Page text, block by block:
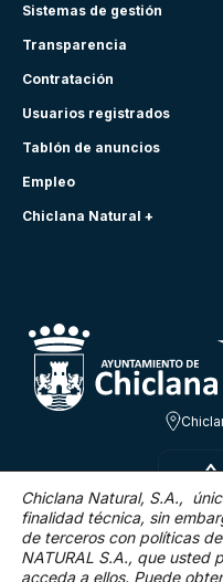
Sistemas de gestión
Transparencia
Contratación
Usuarios registrados
Tablón de anuncios
Empleo
Chiclana Natural +
Chiclana Natural, S.A.,
finalidad técnica, sin
de terceros con políticas
NATURAL S.A., que usted
acceda a ellos. Puede